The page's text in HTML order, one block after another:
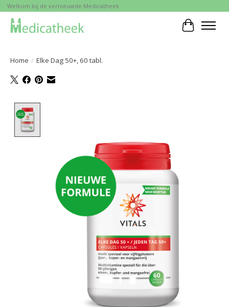
Welkom bij de vernieuwde Medicatheek
Home / Elke Dag 50+, 60 tabl.